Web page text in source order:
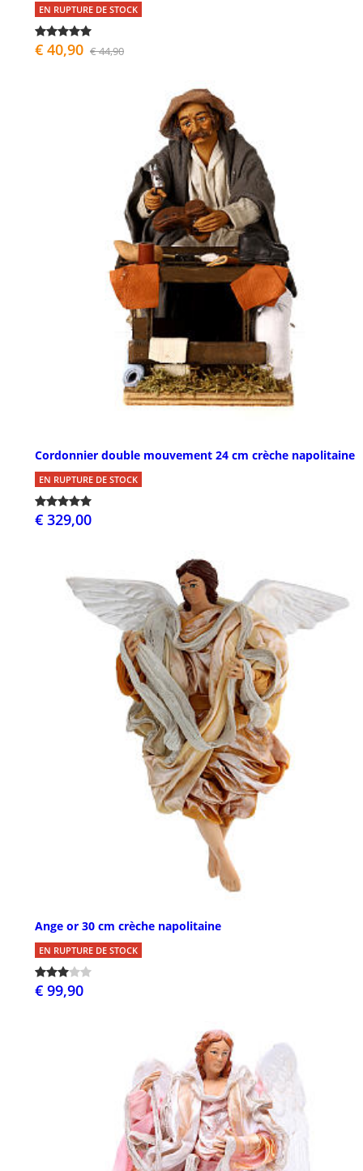
EN RUPTURE DE STOCK
€ 40,90 € 44,90
Cordonnier double mouvement 24 cm crèche napolitaine
EN RUPTURE DE STOCK
€ 329,00
Ange or 30 cm crèche napolitaine
EN RUPTURE DE STOCK
€ 99,90